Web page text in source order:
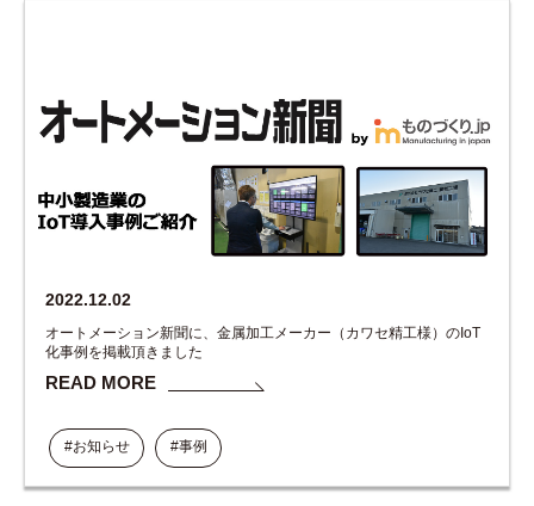
2022.12.02
オートメーション新聞に、金属加工メーカー（カワセ精工様）のIoT
化事例を掲載頂きました
READ MORE
#お知らせ #事例